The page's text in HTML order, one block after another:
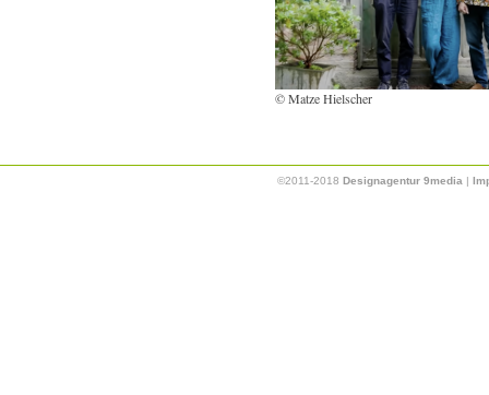
© Matze Hielscher
©2011-2018 Designagentur 9media |